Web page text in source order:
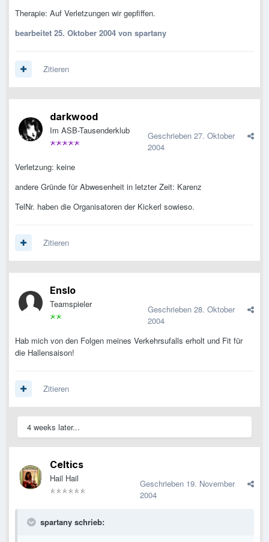
Therapie: Auf Verletzungen wir gepfiffen.
bearbeitet 25. Oktober 2004 von spartany
Zitieren
darkwood
Im ASB-Tausenderklub Geschrieben 27. Oktober
2004
Verletzung: keine
andere Gründe für Abwesenheit in letzter Zeit: Karenz
TelNr. haben die Organisatoren der Kickerl sowieso.
Zitieren
Enslo
Teamspieler Geschrieben 28. Oktober
2004
Hab mich von den Folgen meines Verkehrsufalls erholt und Fit für
die Hallensaison!
Zitieren
4 weeks later...
Celtics
Hail Hail Geschrieben 19. November
2004
spartany schrieb: